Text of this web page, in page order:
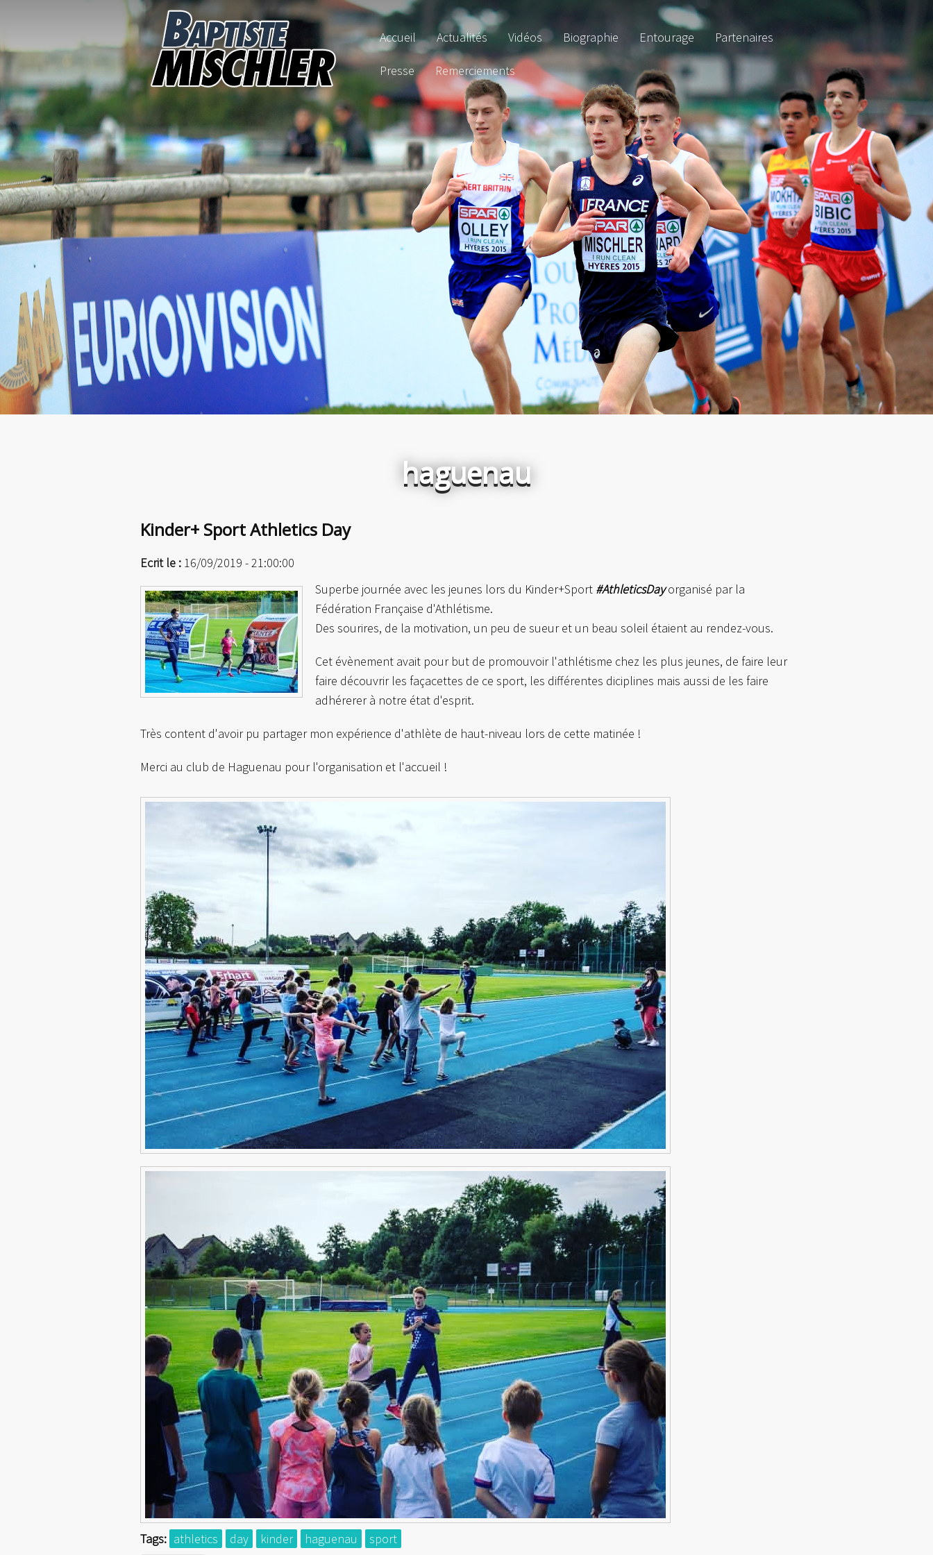
Accueil Actualités Vidéos Biographie Entourage Partenaires
Presse Remerciements
haguenau
Kinder+ Sport Athletics Day
Ecrit le : 16/09/2019 - 21:00:00
Superbe journée avec les jeunes lors du Kinder+Sport #AthleticsDayorganisé par la
Fédération Française d'Athlétisme.
Des sourires, de la motivation, un peu de sueur et un beau soleil étaient au rendez-vous.
Cet évènement avait pour but de promouvoir l'athlétisme chez les plus jeunes, de faire leur
faire découvrir les façacettes de ce sport, les différentes diciplines mais aussi de les faire
adhérerer à notre état d'esprit.
Très content d'avoir pu partager mon expérience d'athlète de haut-niveau lors de cette matinée !
Merci au club de Haguenau pour l'organisation et l'accueil !
Tags: athletics day kinder haguenau sport